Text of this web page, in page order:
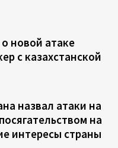
новой атаке
с казахстанской
назвал атаки на
на
интересы страны